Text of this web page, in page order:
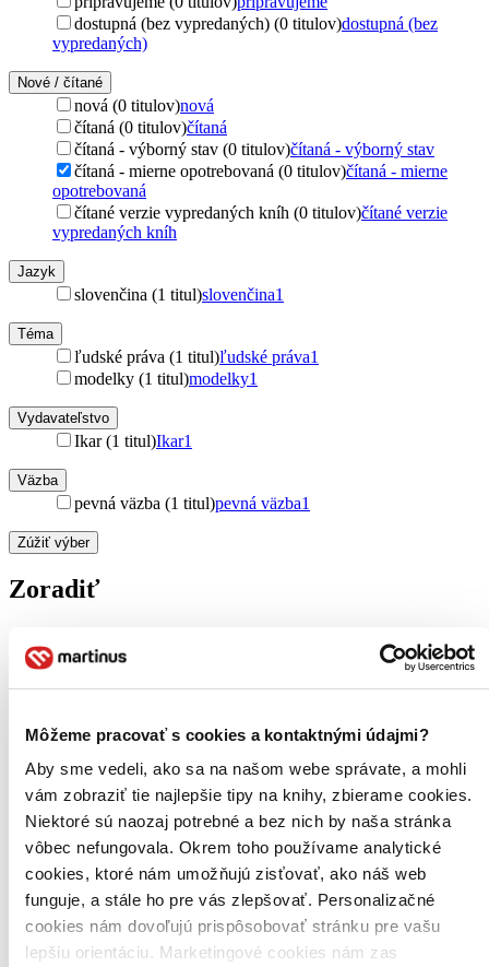
Môžeme pracovať s cookies a kontaktnými údajmi?
Aby sme vedeli, ako sa na našom webe správate, a mohli
vám zobraziť tie najlepšie tipy na knihy, zbierame cookies.
Niektoré sú naozaj potrebné a bez nich by naša stránka
vôbec nefungovala. Okrem toho používame analytické
cookies, ktoré nám umožňujú zisťovať, ako náš web
funguje, a stále ho pre vás zlepšovať. Personalizačné
cookies nám dovoľujú prispôsobovať stránku pre vašu
lepšiu orientáciu. Marketingové cookies nám zas
dostupná (bez vypredaných) (0 titulov)dostupná (bez
vypredaných)
Nové / čítané
nová (0 titulov)nová
čítaná (0 titulov)čítaná
čítaná - výborný stav (0 titulov)čítaná - výborný stav
čítaná - mierne opotrebovaná (0 titulov)čítaná - mierne
opotrebovaná
čítané verzie vypredaných kníh (0 titulov)čítané verzie
vypredaných kníh
Jazyk
slovenčina (1 titul)slovenčina1
Téma
ľudské práva (1 titul)ľudské práva1
modelky (1 titul)modelky1
Vydavateľstvo
Ikar (1 titul)Ikar1
Väzba
pevná väzba (1 titul)pevná väzba1
Zúžiť výber
Zoradiť
Bestsellery
Novinky
Najlacnejšie
Najvyššia zľava
Použité filtre
Zrušiť filtre
čítané - mierne opotrebované
Prekladateľ Andrea Cániková